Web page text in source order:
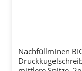
Nachfüllminen